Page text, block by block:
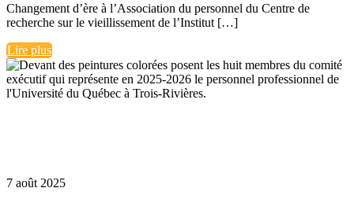
Changement d’ère à l’Association du personnel du Centre de
recherche sur le vieillissement de l’Institut […]
Lire plus
7 août 2025